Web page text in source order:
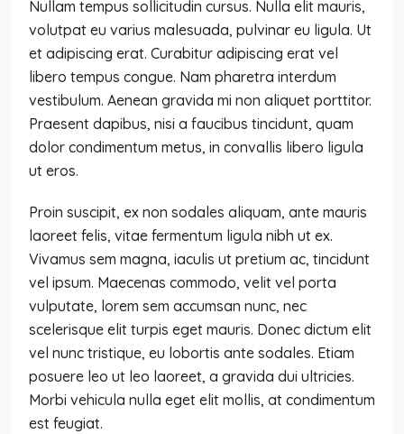
Nullam tempus sollicitudin cursus. Nulla elit mauris,
volutpat eu varius malesuada, pulvinar eu ligula. Ut
et adipiscing erat. Curabitur adipiscing erat vel
libero tempus congue. Nam pharetra interdum
vestibulum. Aenean gravida mi non aliquet porttitor.
Praesent dapibus, nisi a faucibus tincidunt, quam
dolor condimentum metus, in convallis libero ligula
ut eros.
Proin suscipit, ex non sodales aliquam, ante mauris
laoreet felis, vitae fermentum ligula nibh ut ex.
Vivamus sem magna, iaculis ut pretium ac, tincidunt
vel ipsum. Maecenas commodo, velit vel porta
vulputate, lorem sem accumsan nunc, nec
scelerisque elit turpis eget mauris. Donec dictum elit
vel nunc tristique, eu lobortis ante sodales. Etiam
posuere leo ut leo laoreet, a gravida dui ultricies.
Morbi vehicula nulla eget elit mollis, at condimentum
est feugiat.